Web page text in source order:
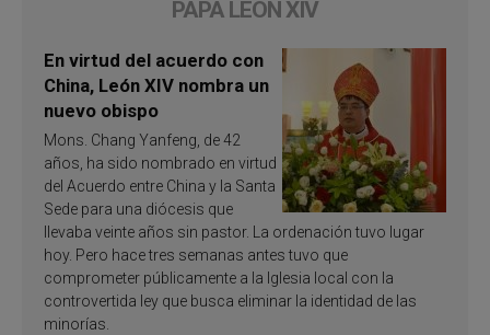
PAPA LEÓN XIV
En virtud del acuerdo con
China, León XIV nombra un
nuevo obispo
Mons. Chang Yanfeng, de 42
años, ha sido nombrado en virtud
del Acuerdo entre China y la Santa
Sede para una diócesis que
llevaba veinte años sin pastor. La ordenación tuvo lugar
hoy. Pero hace tres semanas antes tuvo que
comprometer públicamente a la Iglesia local con la
controvertida ley que busca eliminar la identidad de las
minorías.